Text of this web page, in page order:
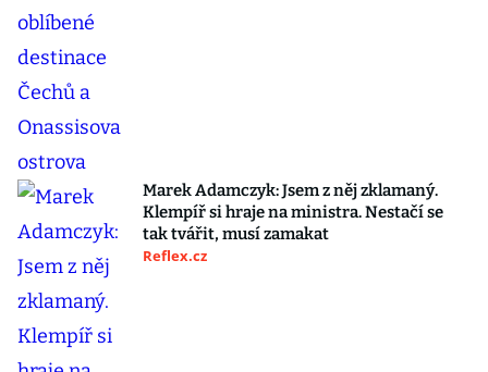
Marek Adamczyk: Jsem z něj zklamaný.
Klempíř si hraje na ministra. Nestačí se
tak tvářit, musí zamakat
Reflex.cz